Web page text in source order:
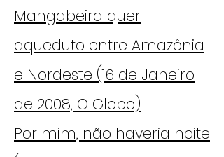
Mangabeira quer
aqueduto entre Amazônia
e Nordeste (16 de Janeiro
de 2008, O Globo)
Por mim, não haveria noite